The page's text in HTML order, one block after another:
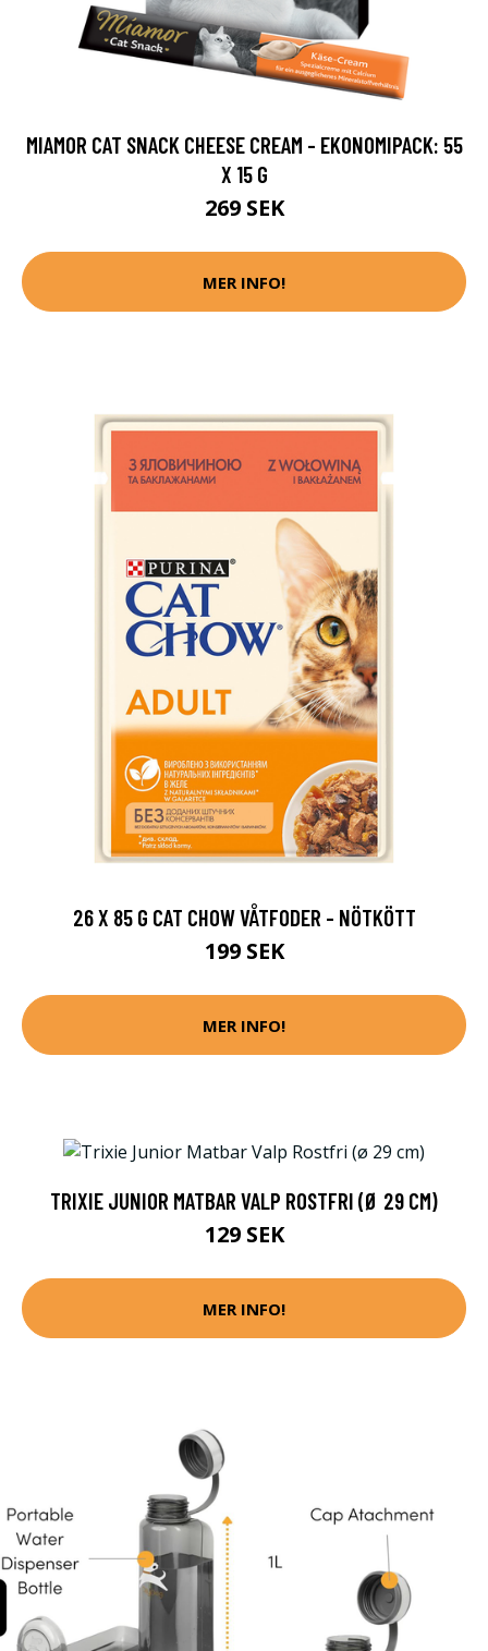
MIAMOR CAT SNACK CHEESE CREAM - EKONOMIPACK: 55
X 15 G
269 SEK
MER INFO!
26 X 85 G CAT CHOW VÅTFODER - NÖTKÖTT
199 SEK
MER INFO!
TRIXIE JUNIOR MATBAR VALP ROSTFRI (Ø 29 CM)
129 SEK
MER INFO!